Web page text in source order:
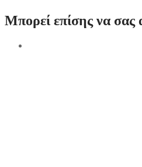
Μπορεί επίσης να σας